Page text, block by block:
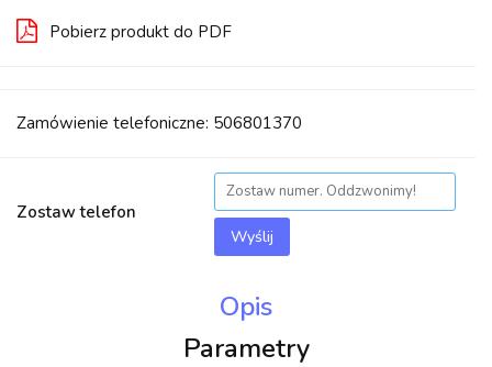
Pobierz produkt do PDF
Zamówienie telefoniczne: 506801370
Zostaw telefon
Wyślij
Opis
Parametry